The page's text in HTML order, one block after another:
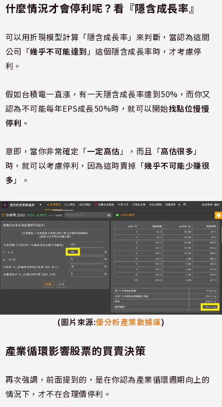
什麼情況才會停利呢？看『隱含成長率』
可以用折現模型計算「隱含成長率」來判斷，當認為這間
公司「幾乎不可能達到 」這個隱含成長率時，才考慮停
利。
假如台積電一直漲，有一天隱含成長率達到50%，而你又
認為不可能每年EPS成長50%時，就可以開始找點位慢慢
停利 。
意即，當你非常確定「一定高估 」，而且「高估很多 」
時，就可以考慮停利，因為這時賣掉「幾乎不可能少賺很
多 」。
(圖片來源:優分析產業數據庫)
產業循環影響股票的買賣決策
再次強調，前面提到的，是在你認為產業循環週期向上的
情況下，才不在合理價停利。